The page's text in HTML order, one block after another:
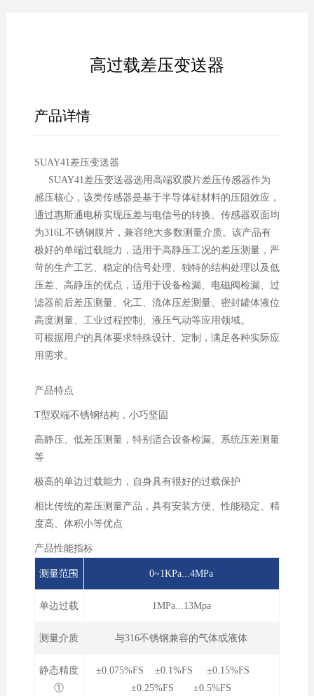
高过载差压变送器
产品详情
SUAY41差压变送器
SUAY41差压变送器选用高端双膜片差压传感器作为
感压核心，该类传感器是基于半导体硅材料的压阻效应，
通过惠斯通电桥实现压差与电信号的转换。传感器双面均
为316L不锈钢膜片，兼容绝大多数测量介质。该产品有
极好的单端过载能力，适用于高静压工况的差压测量，严
苛的生产工艺、稳定的信号处理、独特的结构处理以及低
压差、高静压的优点，适用于设备检漏、电磁阀检漏、过
滤器前后差压测量、化工、流体压差测量、密封罐体液位
高度测量、工业过程控制、液压气动等应用领域。
可根据用户的具体要求特殊设计、定制，满足各种实际应
用需求。
产品特点
T型双端不锈钢结构，小巧坚固
高静压、低差压测量，特别适合设备检漏、系统压差测量
等
极高的单边过载能力，自身具有很好的过载保护
相比传统的差压测量产品，具有安装方便、性能稳定、精
度高、体积小等优点
产品性能指标
测量范围 0~1KPa...4MPa
单边过载 1MPa...13Mpa
测量介质 与316不锈钢兼容的气体或液体
静态精度
①
±0.075%FS ±0.1%FS ±0.15%FS
±0.25%FS ±0.5%FS